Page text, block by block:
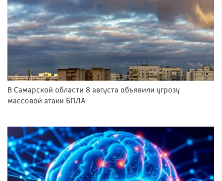
В Самарской области 8 августа объявили угрозу
массовой атаки БПЛА